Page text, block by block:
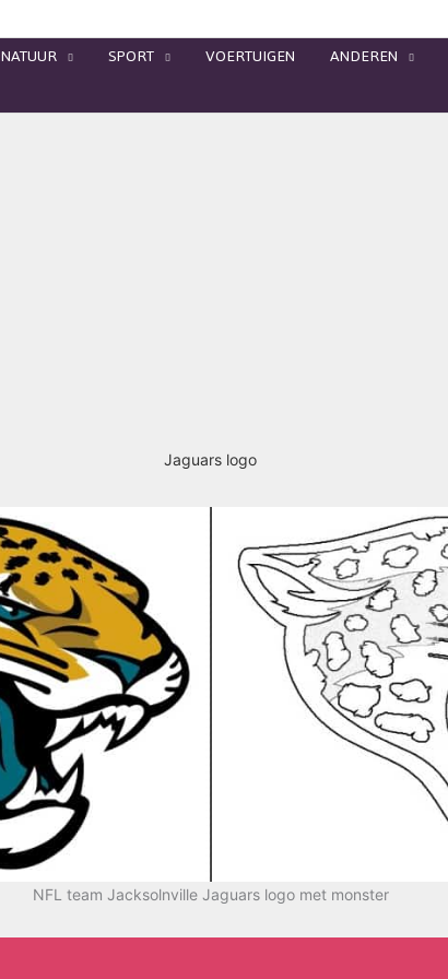
NATUUR SPORT VOERTUIGEN ANDEREN
Jaguars logo
NFL team Jacksolnville Jaguars logo met monster